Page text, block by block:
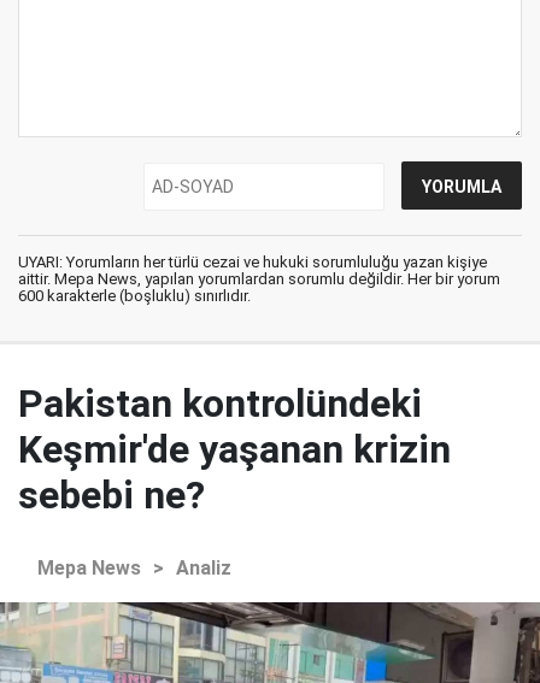
UYARI: Yorumların her türlü cezai ve hukuki sorumluluğu yazan kişiye
aittir. Mepa News, yapılan yorumlardan sorumlu değildir. Her bir yorum
600 karakterle (boşluklu) sınırlıdır.
Pakistan kontrolündeki
Keşmir'de yaşanan krizin
sebebi ne?
Mepa News > Analiz